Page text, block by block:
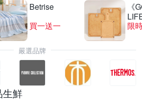
Betrise
買一送一
《
限
嚴選品牌
生鮮